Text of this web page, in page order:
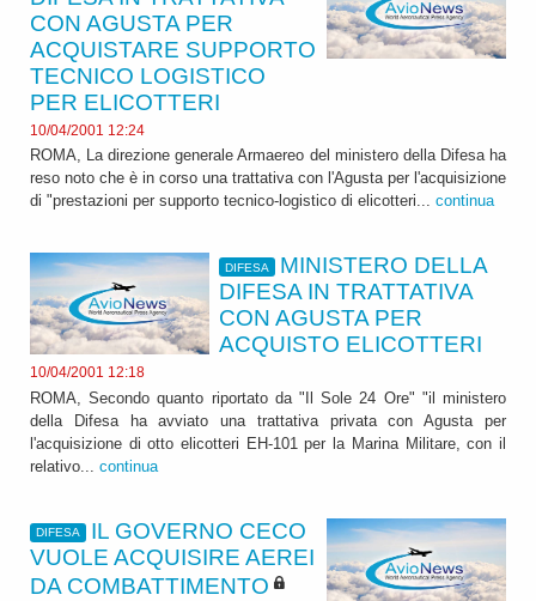
CON AGUSTA PER
ACQUISTARE SUPPORTO
TECNICO LOGISTICO
PER ELICOTTERI
10/04/2001 12:24
ROMA, La direzione generale Armaereo del ministero della Difesa ha
reso noto che è in corso una trattativa con l'Agusta per l'acquisizione
di "prestazioni per supporto tecnico-logistico di elicotteri... continua
DIFESA
MINISTERO DELLA
DIFESA IN TRATTATIVA
CON AGUSTA PER
ACQUISTO ELICOTTERI
10/04/2001 12:18
ROMA, Secondo quanto riportato da "Il Sole 24 Ore" "il ministero
della Difesa ha avviato una trattativa privata con Agusta per
l'acquisizione di otto elicotteri EH-101 per la Marina Militare, con il
relativo... continua
DIFESA
IL GOVERNO CECO
VUOLE ACQUISIRE AEREI
DA COMBATTIMENTO